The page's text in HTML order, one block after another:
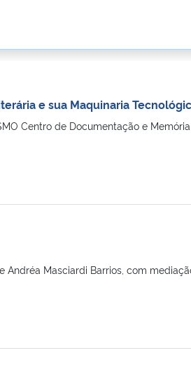
e sua Maquinaria
Centro de Documentação e
Masciardi Barrios, com